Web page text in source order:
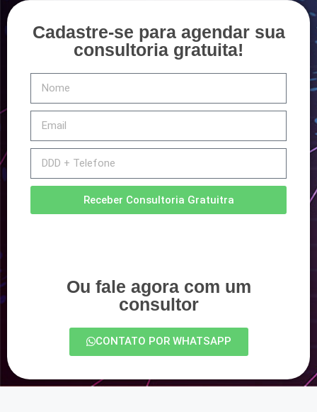
Cadastre-se para agendar sua
consultoria gratuita!
Receber Consultoria Gratuitra
Ou fale agora com um
consultor
CONTATO POR WHATSAPP